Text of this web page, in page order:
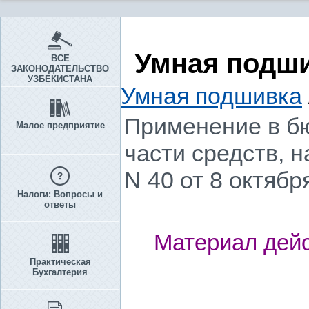
ВСЕ
ЗАКОНОДАТЕЛЬСТВО
УЗБЕКИСТАНА
Малое предприятие
Налоги: Вопросы и
ответы
Практическая
Бухгалтерия
Умная
Умная подшивка
Применение в
части средств,
N 40 от 8
Материал